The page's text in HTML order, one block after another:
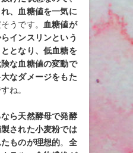
、血糖値を一気に
うです。
血糖値が
インスリンという
となり、低血糖を
な血糖値の変動で
なダメージをもた
ね。
ら天然酵母で発酵
された小麦粉では
ものが理想的。 全